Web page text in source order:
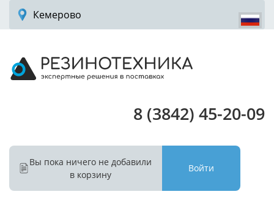
Кемерово
8 (3842) 45-20-09
Вы пока ничего не добавили
в корзину
Войти